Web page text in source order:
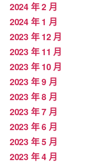
2024 年 2 月
2024 年 1 月
2023 年 12 月
2023 年 11 月
2023 年 10 月
2023 年 9 月
2023 年 8 月
2023 年 7 月
2023 年 6 月
2023 年 5 月
2023 年 4 月